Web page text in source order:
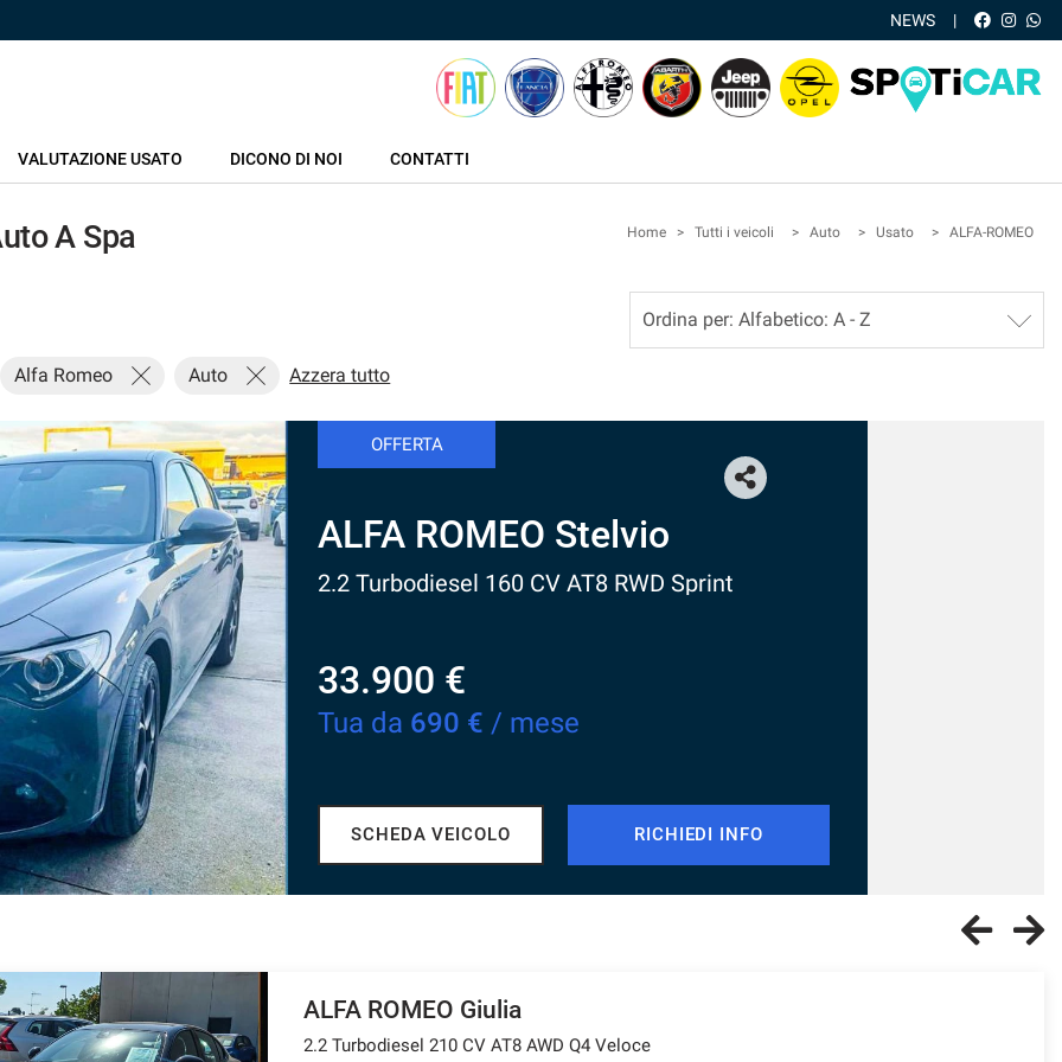
NEWS
VALUTAZIONE USATO DICONO DI NOI CONTATTI
A Spa Home > Tutti i veicoli > Auto > Usato > ALFA-ROMEO
Alfa Romeo Auto Azzera tutto
ALFA ROMEO Tonale
1.5 130 CV MHEV TCT7 Sprint
Tua da
SCHEDA VEICOLO
ALFA ROMEO Giulia
2.2 Turbodiesel 210 CV AT8 AWD Q4 Veloce